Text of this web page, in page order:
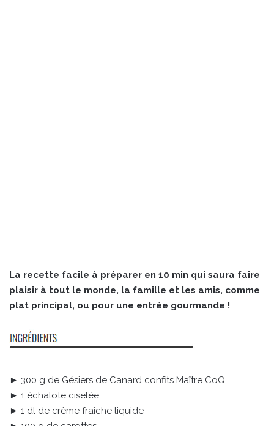
La recette facile à préparer en 10 min qui saura faire
plaisir à tout le monde, la famille et les amis, comme
plat principal, ou pour une entrée gourmande !
► 300 g de Gésiers de Canard confits Maître CoQ
► 1 échalote ciselée
► 1 dl de crème fraîche liquide